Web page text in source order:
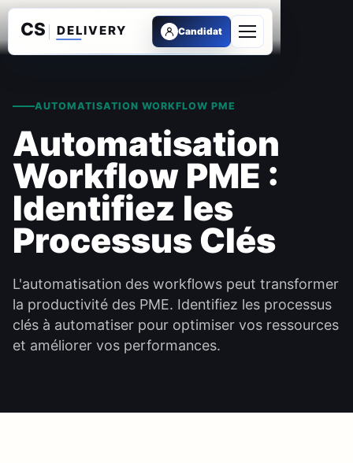
Candidat
Ouvrir le menu
AUTOMATISATION WORKFLOW PME
Automatisation
Workflow PME :
Identifiez les
Processus Clés
L'automatisation des workflows peut transformer
la productivité des PME. Identifiez les processus
clés à automatiser pour optimiser vos ressources
et améliorer vos performances.